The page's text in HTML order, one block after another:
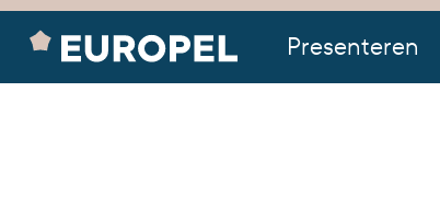
Presenteren